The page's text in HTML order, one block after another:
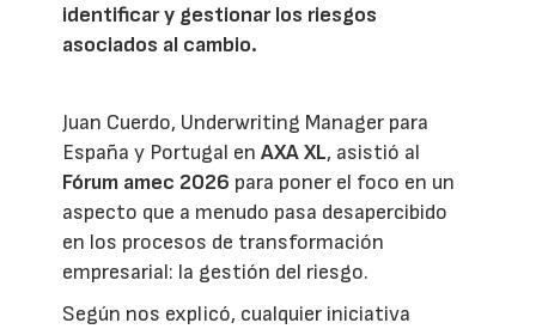
identificar y gestionar los riesgos
asociados al cambio.
Juan Cuerdo, Underwriting Manager para
España y Portugal enAXA XL, asistió al
Fórum amec 2026 para poner el foco en un
aspecto que a menudo pasa desapercibido
en los procesos de transformación
empresarial: la gestión del riesgo.
Según nos explicó, cualquier iniciativa